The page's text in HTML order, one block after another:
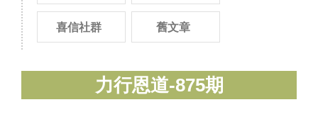
喜信社群 舊文章
力行恩道-875期